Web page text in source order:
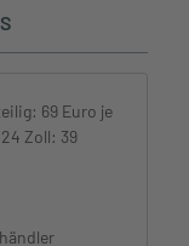
69 Euro je
Zoll: 39